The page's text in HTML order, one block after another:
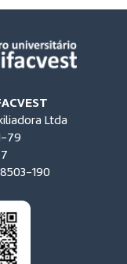
Ltda
79
190